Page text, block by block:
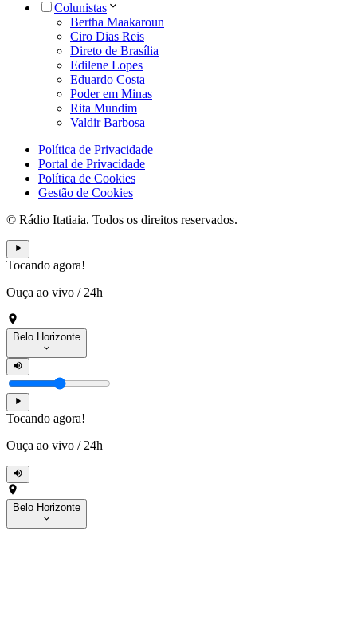
Colunistas
Bertha Maakaroun
Ciro Dias Reis
Direto de Brasília
Edilene Lopes
Eduardo Costa
Poder em Minas
Rita Mundim
Valdir Barbosa
Política de Privacidade
Portal de Privacidade
Política de Cookies
Gestão de Cookies
© Rádio Itatiaia. Todos os direitos reservados.
Tocando agora!
Ouça ao vivo / 24h
Belo Horizonte
Tocando agora!
Ouça ao vivo / 24h
Belo Horizonte